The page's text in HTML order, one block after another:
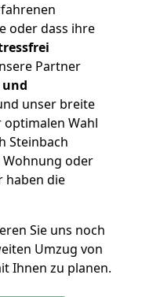
oder dass ihre
Partner
unser breite
optimalen Wahl
Steinbach
Wohnung oder
haben die
Sie uns noch
Umzug von
Ihnen zu planen.